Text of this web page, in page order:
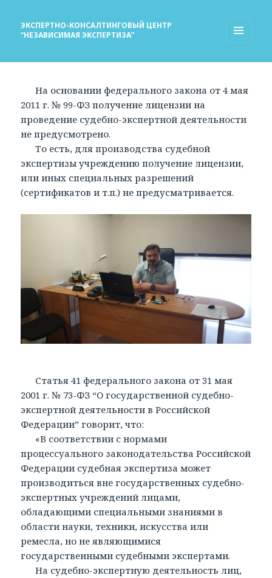
ЭКСПЕРТНО-КОНСАЛТИНГОВЫЙ ЦЕНТР
“НЕЗАВИСИМАЯ ЭКСПЕРТИЗА”
На основании федерального закона от 4 мая
2011 г. № 99-ФЗ получение лицензии на
проведение судебно-экспертной деятельности
не предусмотрено.
То есть, для производства судебной
экспертизы учреждению получение лицензии,
или иных специальных разрешений
(сертификатов и т.п.) не предусматривается.
Статья 41 федерального закона от 31 мая
2001 г. № 73-ФЗ “О государственной судебно-
экспертной деятельности в Российской
Федерации” говорит, что:
«В соответствии с нормами
процессуального законодательства Российской
Федерации судебная экспертиза может
производиться вне государственных судебно-
экспертных учреждений лицами,
обладающими специальными знаниями в
области науки, техники, искусства или
ремесла, но не являющимися
государственными судебными экспертами.
На судебно-экспертную деятельность лиц,